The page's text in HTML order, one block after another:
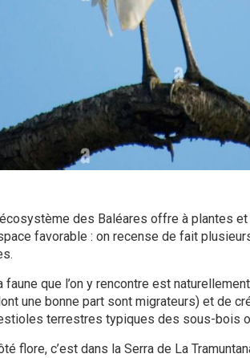
des Baléares offre à plantes
favorable : on recense de fait
faune que l’on y rencontre est
une bonne part sont migrateurs) et de
terrestres typiques des sous-bois
flore, c’est dans la Serra de La